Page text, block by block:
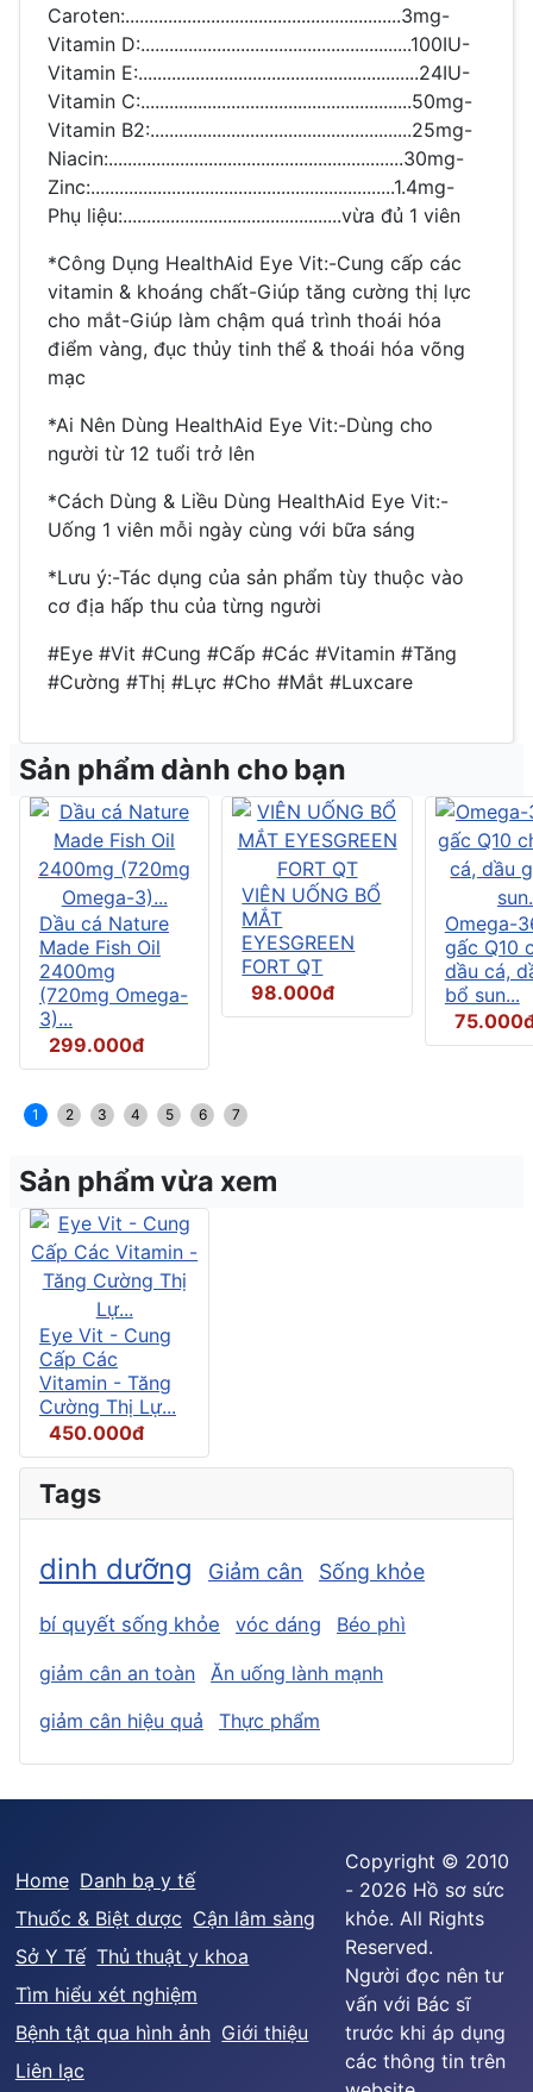
Caroten:..........................................................3mg-
Vitamin D:.........................................................100IU-
Vitamin E:...........................................................24IU-
Vitamin C:.........................................................50mg-
Vitamin B2:.......................................................25mg-
Niacin:..............................................................30mg-
Zinc:................................................................1.4mg-
Phụ liệu:..............................................vừa đủ 1 viên
*Công Dụng HealthAid Eye Vit:-Cung cấp các
vitamin & khoáng chất-Giúp tăng cường thị lực
cho mắt-Giúp làm chậm quá trình thoái hóa
điểm vàng, đục thủy tinh thể & thoái hóa võng
mạc
*Ai Nên Dùng HealthAid Eye Vit:-Dùng cho
người từ 12 tuổi trở lên
*Cách Dùng & Liều Dùng HealthAid Eye Vit:-
Uống 1 viên mỗi ngày cùng với bữa sáng
*Lưu ý:-Tác dụng của sản phẩm tùy thuộc vào
cơ địa hấp thu của từng người
#Eye #Vit #Cung #Cấp #Các #Vitamin #Tăng
#Cường #Thị #Lực #Cho #Mắt #Luxcare
Sản phẩm dành cho bạn
Dầu cá Nature
Made Fish Oil
2400mg
(720mg Omega-
3)...
299.000đ
VIÊN UỐNG BỔ
MẮT
EYESGREEN
FORT QT
98.000đ
Omega-
gấc Q10
dầu cá,
bổ sun...
1 2 3 4 5 6 7
Sản phẩm vừa xem
Eye Vit - Cung
Cấp Các
Vitamin - Tăng
Cường Thị Lự...
450.000đ
Tags
dinh dưỡng Giảm cân Sống khỏe
bí quyết sống khỏe vóc dáng Béo phì
giảm cân an toàn
Ăn uống lành mạnh
giảm cân hiệu quả
Thực phẩm
Home Danh bạ y tế
Thuốc & Biệt dược Cận lâm sàng
Sở Y Tế Thủ thuật y khoa
Tìm hiểu xét nghiệm
Bệnh tật qua hình ảnh Giới thiệu
Liên lạc
Copyright © 2010
- 2026 Hồ sơ sức
khỏe. All Rights
Reserved.
Người đọc nên tư
vấn với Bác sĩ
trước khi áp dụng
các thông tin trên